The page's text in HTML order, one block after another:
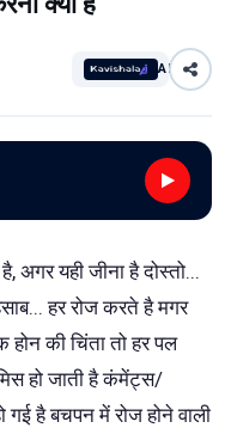
AI
यही जीना है दोस्तो...
हर रोज करते है मगर
की चिंता तो हर पल
हो जाती है कंमेंट्स/
है बचपन में रोज होने वाली